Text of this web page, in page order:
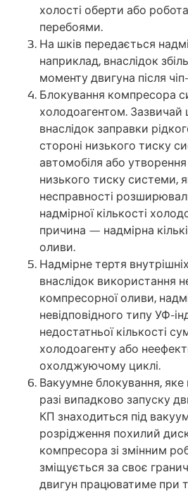
холості оберти або
перебоями.
На шків передається
наприклад, внаслідок
моменту двигуна після
Блокування компресора
холодоагентом. Зазвичай
внаслідок заправки
стороні низького тиску
автомобіля або
низького тиску системи,
несправності
надмірної кількості
причина — надмірна
оливи.
Надмірне тертя
внаслідок використання
компресорної оливи,
невідповідного типу УФ-
недостатньої кількості
холодоагенту або
охолджуючому циклі.
Вакуумне блокування,
разі випадково запуску
КП знаходиться під
розрідження похилий
компресора зі змінним
зміщується за своє
двигун працюватиме при